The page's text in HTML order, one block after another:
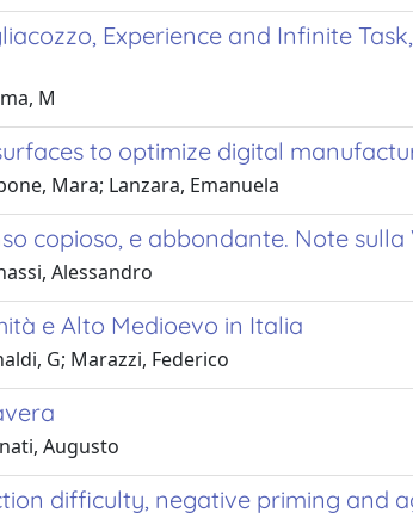
Experience and Infinite
M
to optimize digital
Mara; Lanzara, Emanuela
copioso, e abbondante. Note sulla
Alessandro
e Alto Medioevo in Italia
G; Marazzi, Federico
Augusto
difficulty, negative priming and